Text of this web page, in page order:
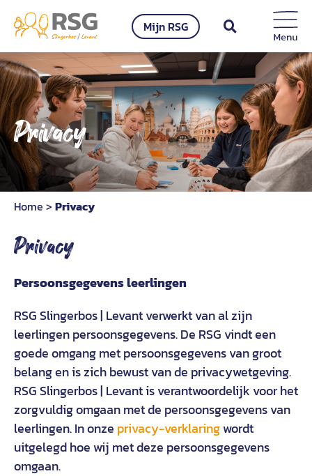
naar
inhoud
Mijn RSG
Privacy
Home > Privacy
Privacy
Persoonsgegevens leerlingen
RSG Slingerbos | Levant verwerkt van al zijn
leerlingen persoonsgegevens. De RSG vindt een
goede omgang met persoonsgegevens van groot
belang en is zich bewust van de privacywetgeving.
RSG Slingerbos | Levant is verantwoordelijk voor het
zorgvuldig omgaan met de persoonsgegevens van
leerlingen. In onze privacy-verklaringwordt
uitgelegd hoe wij met deze persoonsgegevens
omgaan.